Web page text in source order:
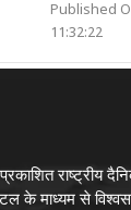
Published
11:32:22
राष्ट्रीय
के माध्यम से